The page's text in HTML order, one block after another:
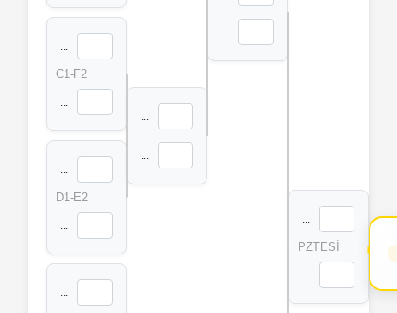
...
C1-F2
...
...
D1-E2
...
...
...
...
...
...
PZTESİ
...